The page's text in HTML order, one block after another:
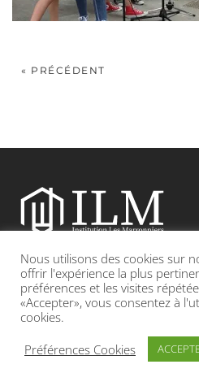
« PRÉCÉDENT
Etablissement catholique sous
Adresse : 19, Grande rue 69420
INFOS LÉGALES
Nous utilisons des cookies sur
offrir l'expérience la plus
préférences et les visites
«Accepter», vous consentez à
cookies.
Préférences Cookies